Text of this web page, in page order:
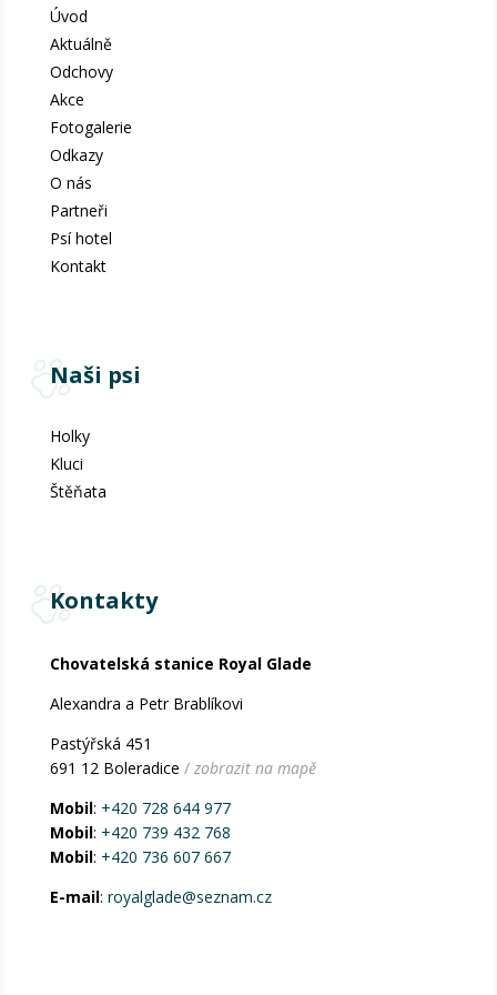
Úvod
Aktuálně
Odchovy
Akce
Fotogalerie
Odkazy
O nás
Partneři
Psí hotel
Kontakt
Naši psi
Holky
Kluci
Štěňata
Kontakty
Chovatelská stanice Royal Glade
Alexandra a Petr Brablíkovi
Pastýřská 451
691 12 Boleradice / zobrazit na mapě
Mobil: +420 728 644 977
Mobil: +420 739 432 768
Mobil: +420 736 607 667
E-mail: royalglade@seznam.cz